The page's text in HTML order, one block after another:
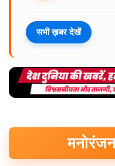
सभी ख़बर देखें